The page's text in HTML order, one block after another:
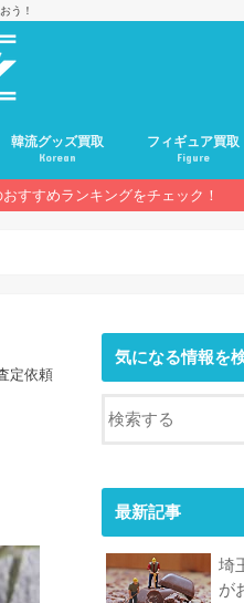
う！
韓流グッズ買取
Korean
フィギュア買取
Figure
基礎知識
人気メーカー
人気フィギュア
買取業者一覧
すすめランキングをチェック！
定依頼
気になる情報を
最新記事
埼
が